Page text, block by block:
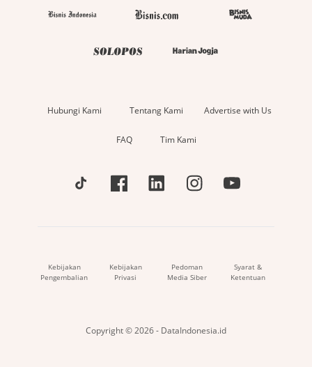
Hubungi Kami Tentang Kami Advertise with Us
FAQ Tim Kami
Kebijakan
Pengembalian
Kebijakan
Privasi
Pedoman
Media Siber
Syarat &
Ketentuan
Copyright © 2026 - DataIndonesia.id